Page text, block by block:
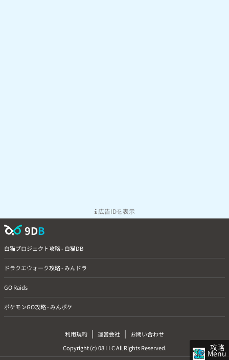
攻略
Menu
広告IDを表示
9DB
白猫プロジェクト攻略 - 白猫DB
ドラクエウォーク攻略 - みんドラ
GO Raids
ポケモンGO攻略 - みんポケ
利用規約 | 運営会社 |
お問い合わせ
Copyright (c) 08 LLC All Rights Reserved.